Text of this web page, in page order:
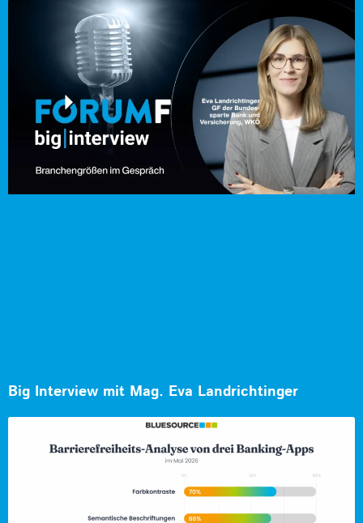
Big Interview mit Mag. Eva Landrichtinger